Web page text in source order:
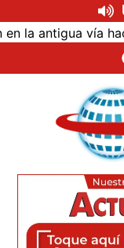
vía hacia